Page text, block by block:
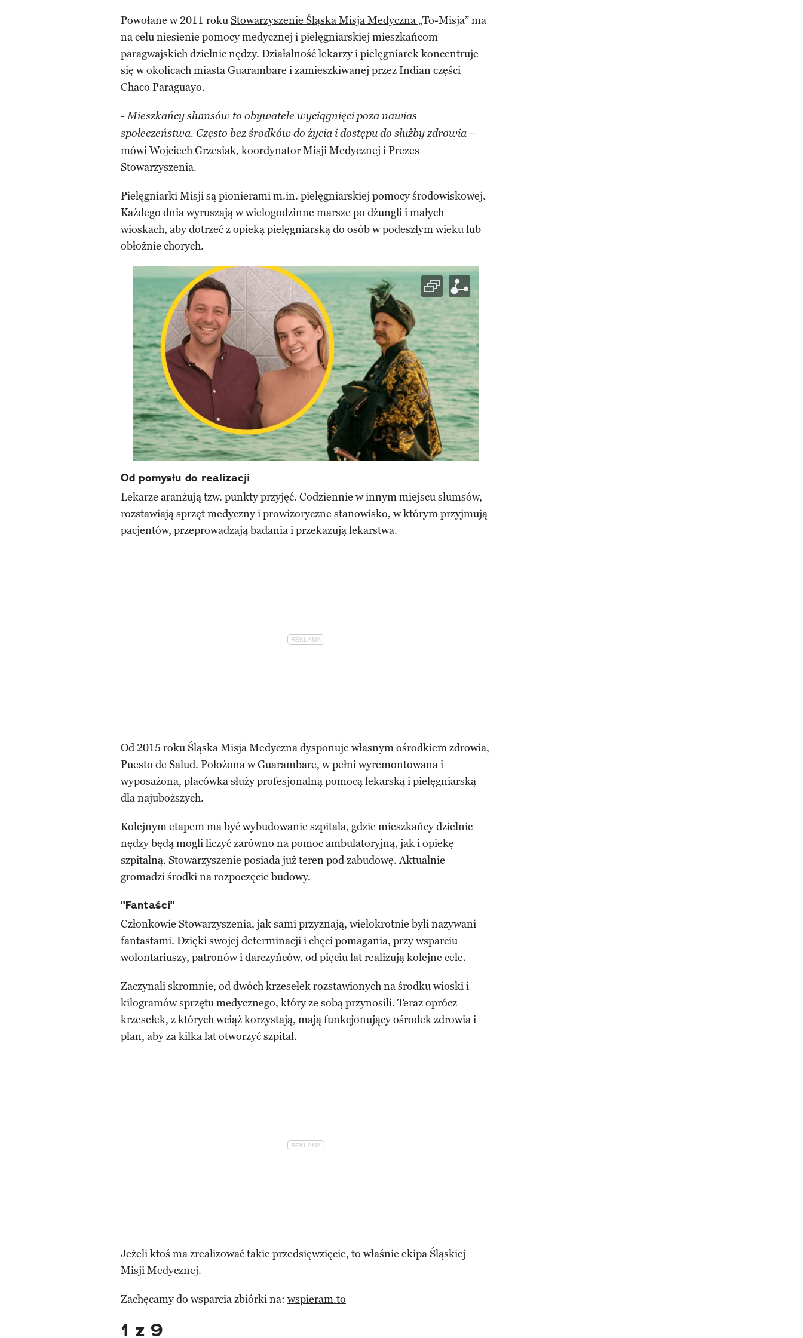
Powołane w 2011 rokuStowarzyszenie Śląska Misja Medyczna „To-Misja” ma
na celu niesienie pomocy medycznej i pielęgniarskiej mieszkańcom
paragwajskich dzielnic nędzy. Działalność lekarzy i pielęgniarek koncentruje
się w okolicach miasta Guarambare i zamieszkiwanej przez Indian części
Chaco Paraguayo.
-Mieszkańcy slumsów to obywatele wyciągnięci poza nawias
społeczeństwa. Często bez środków do życia i dostępu do służby zdrowia–
mówi Wojciech Grzesiak, koordynator Misji Medycznej i Prezes
Stowarzyszenia.
Pielęgniarki Misji są pionierami m.in. pielęgniarskiej pomocy środowiskowej.
Każdego dnia wyruszają w wielogodzinne marsze po dżungli i małych
wioskach, aby dotrzeć z opieką pielęgniarską do osób w podeszłym wieku lub
obłożnie chorych.
Od pomysłu do realizacji
Lekarze aranżują tzw. punkty przyjęć. Codziennie w innym miejscu slumsów,
rozstawiają sprzęt medyczny i prowizoryczne stanowisko, w którym przyjmują
pacjentów, przeprowadzają badania i przekazują lekarstwa.
Od 2015 roku Śląska Misja Medyczna dysponuje własnym ośrodkiem zdrowia,
Puesto de Salud. Położona w Guarambare, w pełni wyremontowana i
wyposażona, placówka służy profesjonalną pomocą lekarską i pielęgniarską
dla najuboższych.
Kolejnym etapem ma być wybudowanie szpitala, gdzie mieszkańcy dzielnic
nędzy będą mogli liczyć zarówno na pomoc ambulatoryjną, jak i opiekę
szpitalną. Stowarzyszenie posiada już teren pod zabudowę. Aktualnie
gromadzi środki na rozpoczęcie budowy.
"Fantaści"
Członkowie Stowarzyszenia, jak sami przyznają, wielokrotnie byli nazywani
fantastami. Dzięki swojej determinacji i chęci pomagania, przy wsparciu
wolontariuszy, patronów i darczyńców, od pięciu lat realizują kolejne cele.
Zaczynali skromnie, od dwóch krzesełek rozstawionych na środku wioski i
kilogramów sprzętu medycznego, który ze sobą przynosili. Teraz oprócz
krzesełek, z których wciąż korzystają, mają funkcjonujący ośrodek zdrowia i
plan, aby za kilka lat otworzyć szpital.
Jeżeli ktoś ma zrealizować takie przedsięwzięcie, to właśnie ekipa Śląskiej
Misji Medycznej.
Zachęcamy do wsparcia zbiórki na: wspieram.to
1 z 9